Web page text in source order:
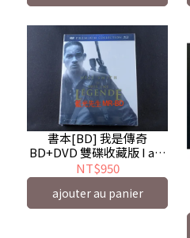
書本[BD] 我是傳奇
BD+DVD 雙碟收藏版 I am
Legend DigiBook - 威爾史
密斯
NT$950
ajouter au panier